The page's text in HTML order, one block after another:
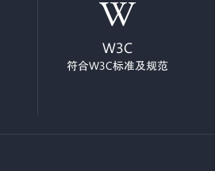
W3C
符合W3C标准及规范